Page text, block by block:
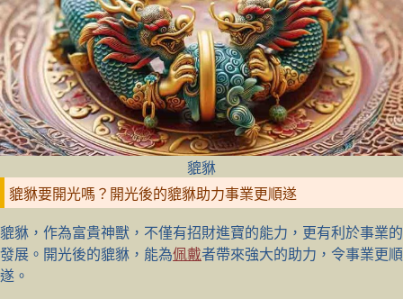
貔貅
貔貅要開光嗎？開光後的貔貅助力事業更順遂
貔貅，作為富貴神獸，不僅有招財進寶的能力，更有利於事業的
發展。開光後的貔貅，能為佩戴者帶來強大的助力，令事業更順
遂。